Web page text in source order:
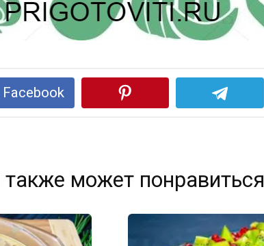
может понравиться